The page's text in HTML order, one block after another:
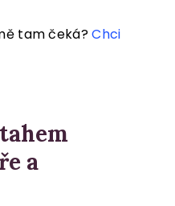
tam čeká?Chci
a